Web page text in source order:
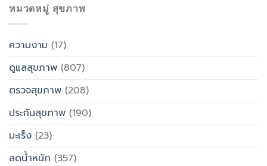
หมวดหมู่ สุขภาพ
ความงาม (17)
ดูแลสุขภาพ (807)
ตรวจสุขภาพ (208)
ประกันสุขภาพ (190)
มะเร็ง (23)
ลดน้ำหนัก (357)